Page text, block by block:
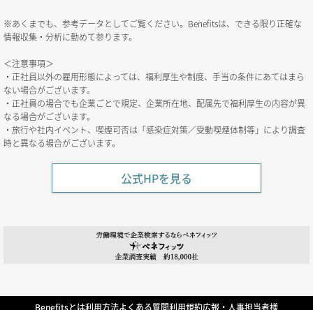
※あくまでも、参考データとしてご覧ください。Benefitsは、できる限り正確な
情報収集・分析に勤めて参ります。
＜注意事項＞
・正社員以外の雇用形態によっては、福利厚生や制度、手当の条件にあてはまら
ない場合がございます。
・正社員の場合でも企業ごとで規定、企業所在地、配属先で福利厚生の内容が異
なる場合がございます。
・旅行や社内イベント、喫煙可否は「感染症対策／受動喫煙体制等」により調査
時と異なる場合がございます。
公式HPを見る
Benefitsとは利用方法よくある質問利用規約広報・人事担当者様